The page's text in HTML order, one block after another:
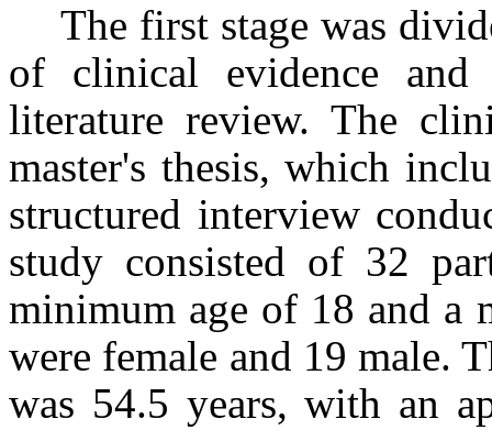
The first stage was
of clinical evidence and
literature review. The
master's thesis, which
structured interview
study consisted of 32
minimum age of 18 and a
were female and 19 male.
was 54.5 years, with an